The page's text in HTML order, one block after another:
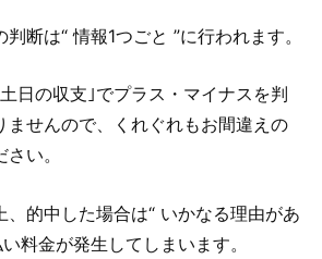
断は“ 情報1つごと ”に行われます。
日の収支｣でプラス・マイナスを判
ませんので、くれぐれもお間違えの
い。
、的中した場合は“ いかなる理由があ
料金が発生してしまいます。